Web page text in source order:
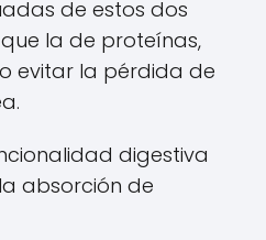
de estos dos
la de proteínas,
evitar la pérdida de
digestiva
absorción de